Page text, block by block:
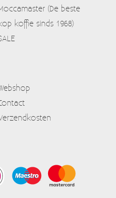
(De beste
koffie sinds 1968)